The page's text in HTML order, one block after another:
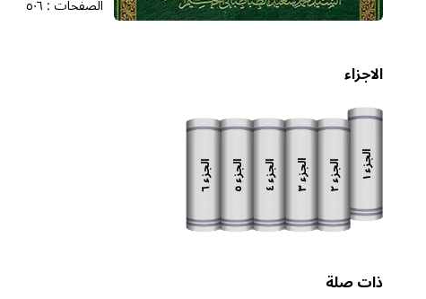
الصفحات : ٥٠٦
الاجزاء
الجزء
١ الجزء
٢
الجزء
٣
الجزء
٤
الجزء
٥
الجزء
٦
ذات صلة